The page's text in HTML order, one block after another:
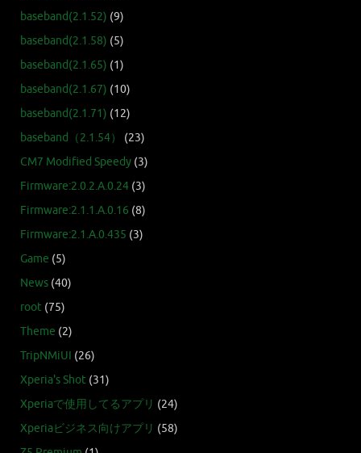
baseband(2.1.52) (9)
baseband(2.1.58) (5)
baseband(2.1.65) (1)
baseband(2.1.67) (10)
baseband(2.1.71) (12)
baseband（2.1.54）
(23)
CM7 Modified Speedy (3)
Firmware:2.0.2.A.0.24 (3)
Firmware:2.1.1.A.0.16 (8)
Firmware:2.1.A.0.435 (3)
Game (5)
News (40)
root (75)
Theme (2)
TripNMiUI (26)
Xperia's Shot (31)
Xperiaで使用してるアプリ (24)
Xperiaビジネス向けアプリ (58)